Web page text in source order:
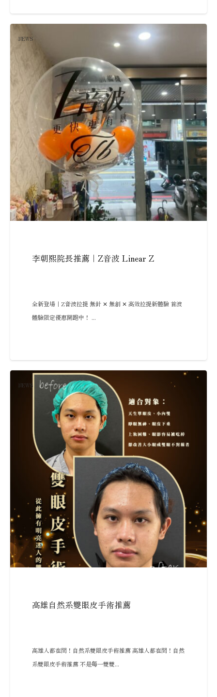
NEWS
李朝熙院長推薦｜Z音波 Linear Z
全新登場｜Z音波拉提 無針 ✕ 無創 ✕ 高效拉提新體驗 首波
體驗限定優惠開跑中！ ...
NEWS
高雄自然系雙眼皮手術推薦
高雄人都在問！自然系雙眼皮手術推薦 高雄人都在問！自然
系雙眼皮手術推薦 不是每一雙雙...